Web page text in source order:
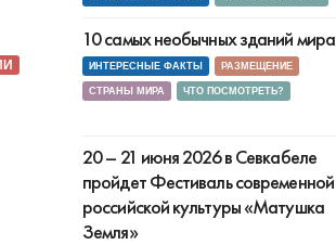
10 самых необычных зданий мира
ИНТЕРЕСНЫЕ ФАКТЫ РАЗМЕЩЕНИЕ
СТРАНЫ МИРА ЧТО ПОСМОТРЕТЬ?
20 – 21 июня 2026 в Севкабеле
пройдет Фестиваль современной
российской культуры «Матушка
Земля»